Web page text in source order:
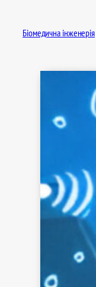
вмістуБіомедична інженерія